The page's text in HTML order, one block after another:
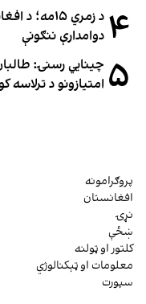
۴
د زمري
دوامدارې ننګونې
۵ چینایي رسنۍ:
امتیازونو د ترلاسه
پروګرامونه
افغانستان
نړۍ
ښځې
کلتور او ټولنه
معلومات او ټېکنالوژي
سپورت